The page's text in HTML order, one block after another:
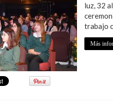
luz, 32
trabajo
Más